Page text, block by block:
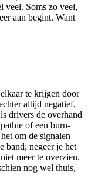
veel. Soms zo veel,
aan begint. Want
te krijgen door
altijd negatief,
drivers de overhand
of een burn-
om de signalen
band; negeer je het
meer te overzien.
nog wel thuis,